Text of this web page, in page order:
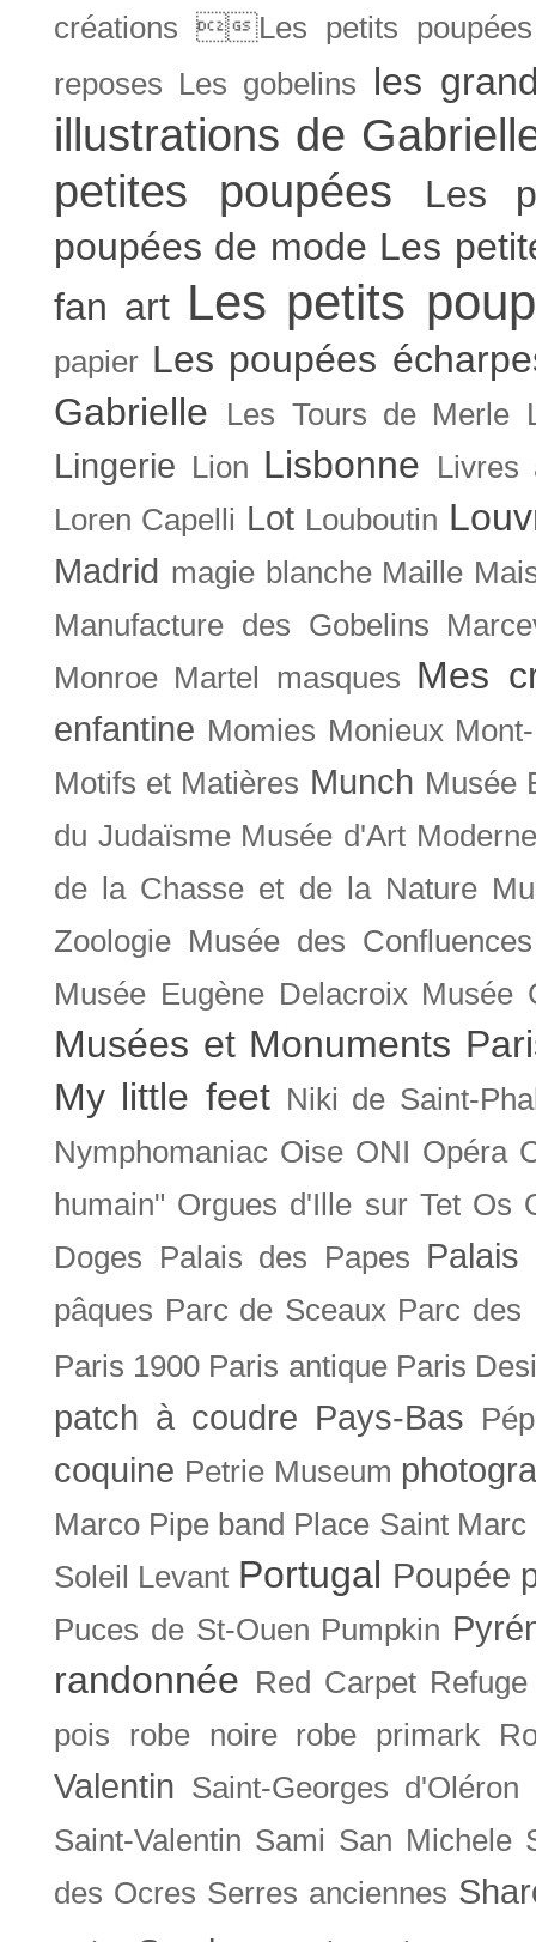
créations Les petits
reposes Les gobelins les
illustrations de
petites poupées
Les
poupées de mode Les
fan art Les petits
papier Les poupées
Gabrielle
Les Tours de Merle
Lingerie Lion Lisbonne
Livres
Loren Capelli Lot Louboutin
Madrid magie blanche Maille
Manufacture des Gobelins
Monroe Martel masques Mes
enfantine Momies Monieux
Motifs et Matières Munch Musée
du Judaïsme Musée d'Art
de la Chasse et de la Nature
Zoologie Musée des Confluences
Musée Eugène Delacroix Musée
Musées et Monuments
My little feet Niki de Saint-
Nymphomaniac Oise ONI Opéra
humain" Orgues d'Ille sur Tet Os
Doges
Palais des Papes Palais
pâques Parc de Sceaux Parc des
Paris 1900 Paris antique Paris
patch à coudre Pays-Bas
coquine Petrie Museum
Marco Pipe band Place Saint Marc
Soleil Levant Portugal Poupée
Puces de St-Ouen Pumpkin
randonnée Red Carpet Refuge
pois
robe noire robe primark
Valentin Saint-Georges d'Oléron
Saint-Valentin Sami San Michele
des Ocres Serres anciennes